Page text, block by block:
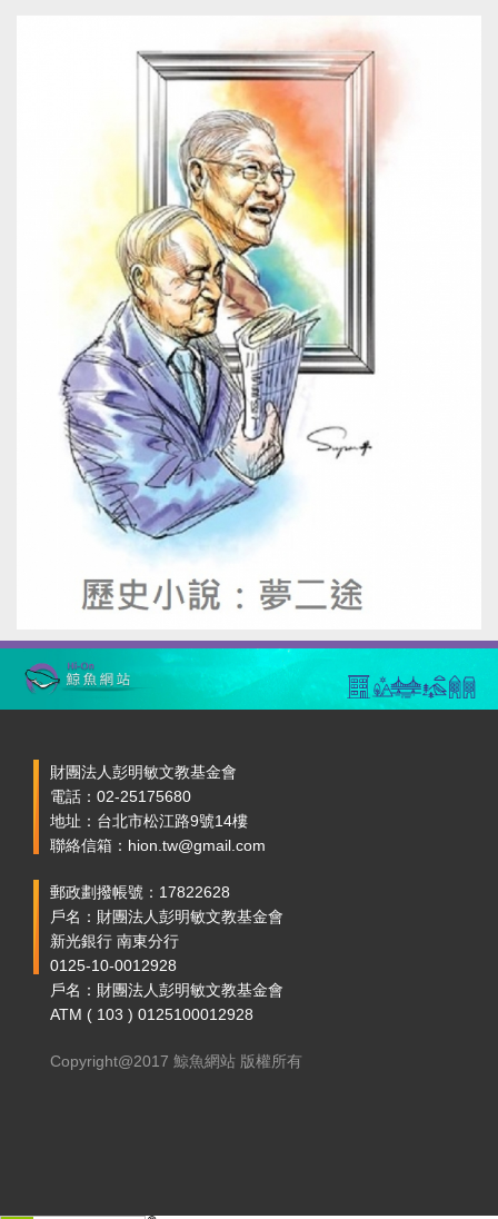
財團法人彭明敏文教基金會
電話：02-25175680
地址：台北市松江路9號14樓
聯絡信箱：hion.tw@gmail.com
郵政劃撥帳號：17822628
戶名：財團法人彭明敏文教基金會
新光銀行 南東分行
0125-10-0012928
戶名：財團法人彭明敏文教基金會
ATM ( 103 ) 0125100012928
Copyright@2017 鯨魚網站 版權所有